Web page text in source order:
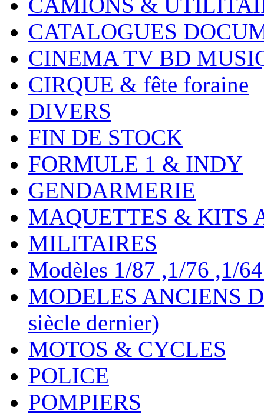
CATALOGUES
CINEMA TV BD
CIRQUE & fête foraine
DIVERS
FIN DE STOCK
FORMULE 1 & INDY
GENDARMERIE
MAQUETTES & KITS
MILITAIRES
Modèles 1/87 ,1/76 ,1/
MODELES ANCIENS
siècle dernier)
MOTOS & CYCLES
POLICE
POMPIERS